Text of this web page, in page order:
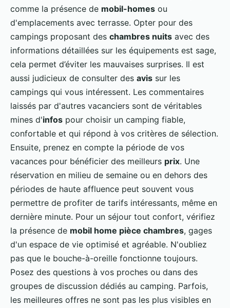
comme la présence de mobil-homes ou
d'emplacements avec terrasse. Opter pour des
campings proposant des chambres nuits avec des
informations détaillées sur les équipements est sage,
cela permet d’éviter les mauvaises surprises. Il est
aussi judicieux de consulter des avis sur les
campings qui vous intéressent. Les commentaires
laissés par d'autres vacanciers sont de véritables
mines d'infos pour choisir un camping fiable,
confortable et qui répond à vos critères de sélection.
Ensuite, prenez en compte la période de vos
vacances pour bénéficier des meilleurs prix. Une
réservation en milieu de semaine ou en dehors des
périodes de haute affluence peut souvent vous
permettre de profiter de tarifs intéressants, même en
dernière minute. Pour un séjour tout confort, vérifiez
la présence de mobil home pièce chambres, gages
d'un espace de vie optimisé et agréable. N'oubliez
pas que le bouche-à-oreille fonctionne toujours.
Posez des questions à vos proches ou dans des
groupes de discussion dédiés au camping. Parfois,
les meilleures offres ne sont pas les plus visibles en